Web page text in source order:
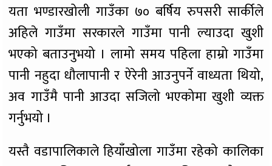
यता भण्डारखोली गाउँका ७० बर्षिय रुपसरी सार्कीले
अहिले गाउँमा सरकारले गाउँमा पानी ल्याउदा खुशी
भएको बताउनुभयो । लामो समय पहिला हाम्रो गाउँमा
पानी नहुदा धौलापानी र ऐरेनी आउनुपर्ने वाध्यता थियो,
अव गाउँमै पानी आउदा सजिलो भएकोमा खुशी व्यक्त
गर्नुभयो ।
यस्तै वडापालिकाले हियाँखोला गाउँमा रहेको कालिका